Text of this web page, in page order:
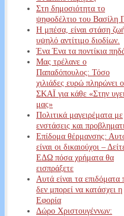
Στη δημοσιότητα το
ψηφοδέλτιο του Βασίλη
Η μπέσα, είναι στάση
υψηλό αντίτιμο διοδίων.
Ένα Ένα τα ποντίκια
Μας τρέλανε ο
Παπαδόπουλος: Τόσο
χιλιάδες ευρώ πληρώνει ο
ΣΚΑΪ για κάθε «Στην
μας»
Πολιτικά μαγειρέματα με
ενστάσεις και
Επίδομα θέρμανσης:
είναι οι δικαιούχοι –
ΕΔΩ πόσα χρήματα θα
εισπράξετε
Αυτά είναι τα επιδόματα
δεν μπορεί να κατάσχει η
Εφορία
Δώρο Χριστουγέννων: